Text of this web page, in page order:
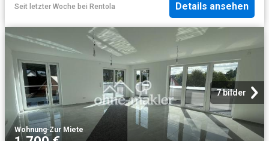
Seit letzter Woche bei Rentola Details ansehen
7 bilder
Wohnung·Zur Miete